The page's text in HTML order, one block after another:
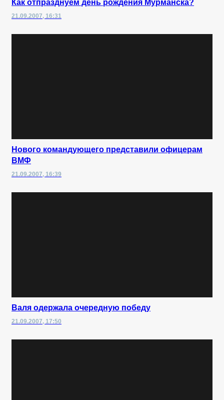
Как отпразднуем день рождения Мурманска?
21.09.2007, 16:31
Нового командующего представили офицерам
ВМФ
21.09.2007, 16:39
Валя одержала очередную победу
21.09.2007, 17:50